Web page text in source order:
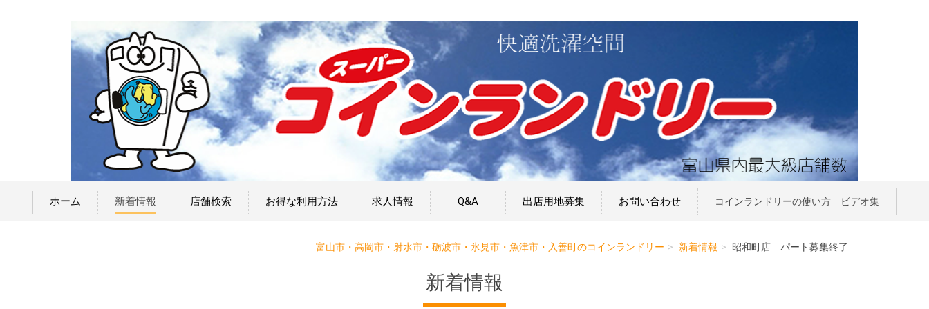
ホーム 新着情報 店舗検索 お得な利用方法 求人情報 Q&A 出店用地募集 お問い合わせ コインランドリーの使い方 ビデオ集
富山市・高岡市・射水市・砺波市・氷見市・魚津市・入善町のコインランドリー 新着情報 昭和町店 パート募集終了
新着情報